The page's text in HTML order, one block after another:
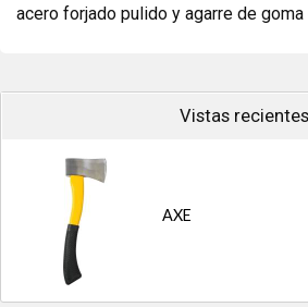
acero forjado pulido y agarre de
Vistas recientes
AXE